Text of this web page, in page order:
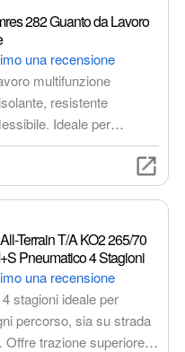
282 Guanto da Lavoro
una recensione
multifunzione
resistente
Ideale per
edilizia, manutenzione e
freddi o umidi. Offre
e una presa sicura
delle dita.
Terrain T/A KO2 265/70
Pneumatico 4 Stagioni
una recensione
stagioni ideale per
percorso, sia su strada
Offre trazione superiore,